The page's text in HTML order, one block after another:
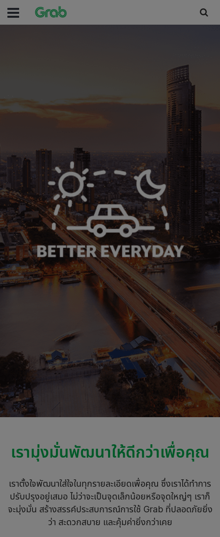
เรามุ่งมั่นพัฒนาให้ดีกว่าเพื่อคุณ
เราตั้งใจพัฒนาใส่ใจในทุกรายละเอียดเพื่อคุณ ซึ่งเราได้ทำการ
ปรับปรุงอยู่เสมอ ไม่ว่าจะเป็นจุดเล็กน้อยหรือจุดใหญ่ๆ เราก็
จะมุ่งมั่น สร้างสรรค์ประสบการณ์การใช้ Grab ที่ปลอดภัยยิ่ง
ว่า สะดวกสบาย และคุ้มค่ายิ่งกว่าเคย